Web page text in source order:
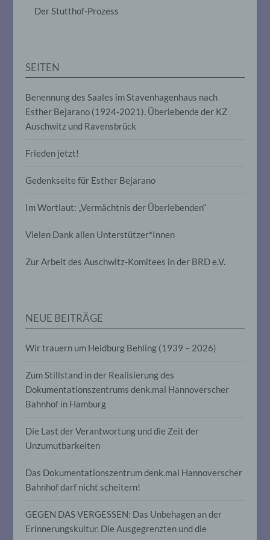
Der Stutthof-Prozess
SEITEN
Benennung des Saales im Stavenhagenhaus nach
Esther Bejarano (1924-2021), Überlebende der KZ
Auschwitz und Ravensbrück
Frieden jetzt!
Gedenkseite für Esther Bejarano
Im Wortlaut: „Vermächtnis der Überlebenden“
Vielen Dank allen Unterstützer*Innen
Zur Arbeit des Auschwitz-Komitees in der BRD e.V.
NEUE BEITRÄGE
Wir trauern um Heidburg Behling (1939 – 2026)
Zum Stillstand in der Realisierung des
Dokumentationszentrums denk.mal Hannoverscher
Bahnhof in Hamburg
Die Last der Verantwortung und die Zeit der
Unzumutbarkeiten
Das Dokumentationszentrum denk.mal Hannoverscher
Bahnhof darf nicht scheitern!
GEGEN DAS VERGESSEN: Das Unbehagen an der
Erinnerungskultur. Die Ausgegrenzten und die
Anpassung oder Veränderung, das
Löschen oder die Vernichtung.
d) Einschränkung der Verarbeitung
Markierung gespeicherter
ihre künftige Verarbeitung einzuschränken.
e) Profiling
die darin besteht, dass diese
insbesondere, um Aspekte bezüglich
Arbeitsleistung, wirtschaftlicher Lage,
Interessen, Zuverlässigkeit, Verhalten,
natürlichen Person zu analysieren oder
Pseudonymisierung ist die Verarbeitung
auf welche die personenbezogenen Daten
ohne Hinzuziehung zusätzlicher
Informationen nicht mehr einer
zugeordnet werden können, sofern diese
zusätzlichen Informationen gesondert
aufbewahrt werden und technischen und